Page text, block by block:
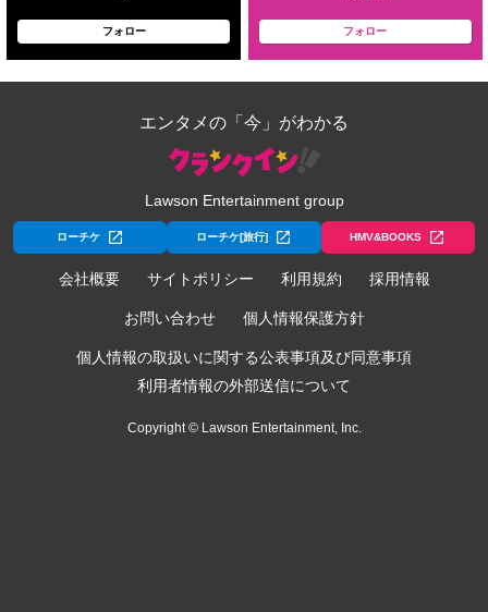
フォロー フォロー
エンタメの「今」がわかる
Lawson Entertainment group
ローチケ ローチケ[旅行] HMV&BOOKS
会社概要 サイトポリシー 利用規約 採用情報
お問い合わせ 個人情報保護方針
個人情報の取扱いに関する公表事項及び同意事項
利用者情報の外部送信について
Copyright © Lawson Entertainment, Inc.